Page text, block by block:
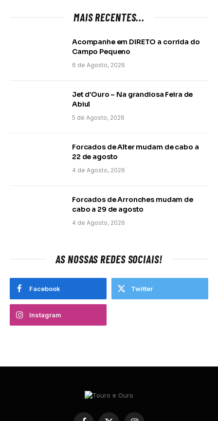
MAIS RECENTES...
Acompanhe em DIRETO a corrida do
Campo Pequeno
6 de Agosto, 2026
Jet d’Ouro – Na grandiosa Feira de
Abiul
5 de Agosto, 2026
Forcados de Alter mudam de cabo a
22 de agosto
4 de Agosto, 2026
Forcados de Arronches mudam de
cabo a 29 de agosto
4 de Agosto, 2026
AS NOSSAS REDES SOCIAIS!
Facebook Twitter
Instagram